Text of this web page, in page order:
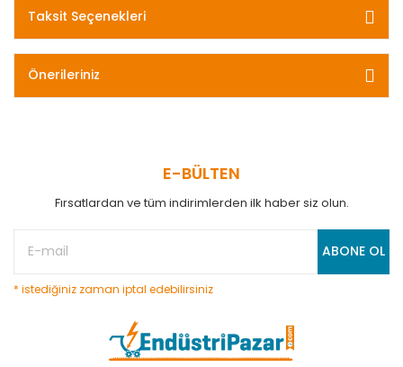
Taksit Seçenekleri
Önerileriniz
E-BÜLTEN
Fırsatlardan ve tüm indirimlerden ilk haber siz olun.
ABONE OL
* istediğiniz zaman iptal edebilirsiniz